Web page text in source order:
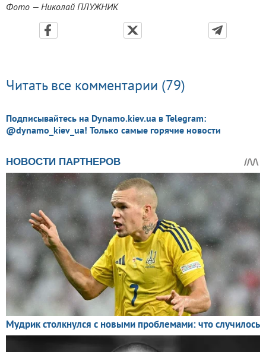
Фото — Николай ПЛУЖНИК
Читать все комментарии (79)
Подписывайтесь на Dynamo.kiev.ua в Telegram:
@dynamo_kiev_ua! Только самые горячие новости